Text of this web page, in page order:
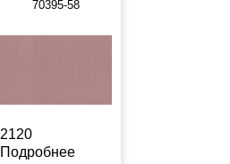
70395-58
2120
Подробнее